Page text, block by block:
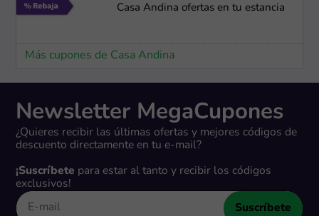
Casa Andina ofertas en tu estancia
Más cupones de Casa Andina
Newsletter MegaCupones
¿Quieres recibir las últimas ofertas y mejores códigos de
descuento directamente en tu e-mail?
¡Suscríbete para estar al tanto y recibir los códigos
exclusivos!
Suscríbete